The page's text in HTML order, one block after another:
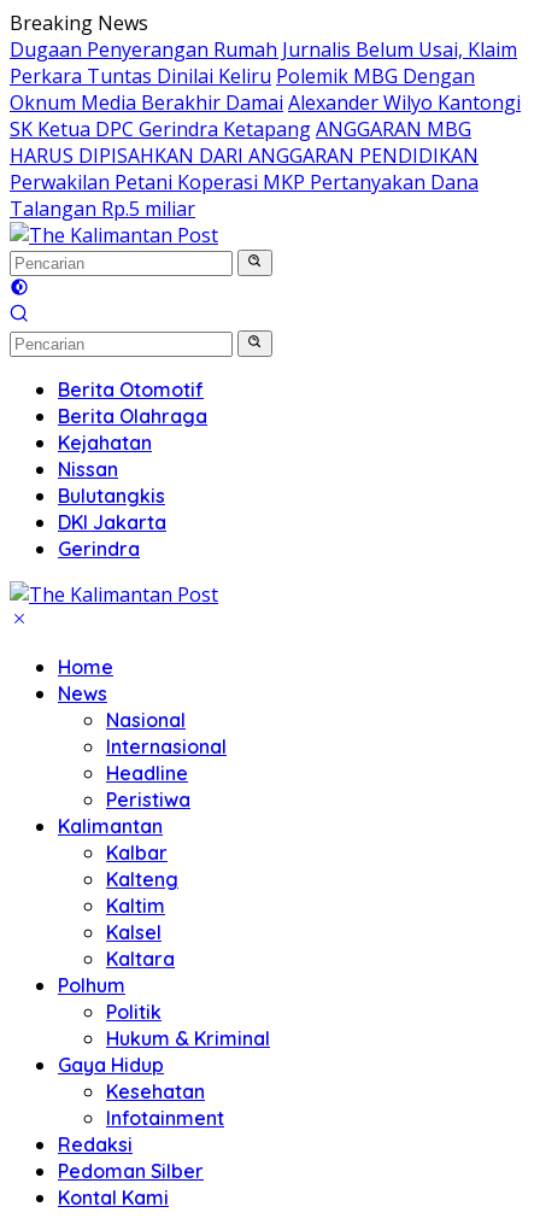
Langsung
ke
konten
Breaking News
Dugaan Penyerangan Rumah Jurnalis Belum Usai, Klaim
Perkara Tuntas Dinilai Keliru Polemik MBG Dengan
Oknum Media Berakhir Damai Alexander Wilyo Kantongi
SK Ketua DPC Gerindra KetapangANGGARAN MBG
HARUS DIPISAHKAN DARI ANGGARAN PENDIDIKAN
Perwakilan Petani Koperasi MKP Pertanyakan Dana
Talangan Rp.5 miliar
Berita Otomotif
Berita Olahraga
Kejahatan
Nissan
Bulutangkis
DKI Jakarta
Gerindra
Home
News
Nasional
Internasional
Headline
Peristiwa
Kalimantan
Kalbar
Kalteng
Kaltim
Kalsel
Kaltara
Polhum
Politik
Hukum & Kriminal
Gaya Hidup
Kesehatan
Infotainment
Redaksi
Pedoman Silber
Kontal Kami